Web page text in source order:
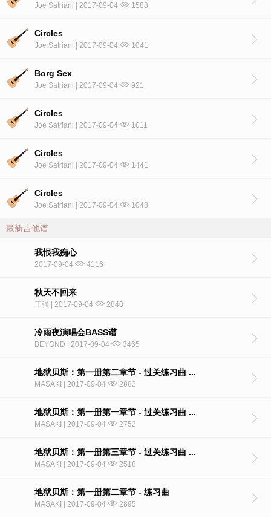
Joe Satriani | 2017-09-04 1588
Circles
Joe Satriani | 2017-09-04 1041
Borg Sex
Joe Satriani | 2017-09-04 921
Circles
Joe Satriani | 2017-09-04 1011
Circles
Joe Satriani | 2017-09-04 1441
Circles
Joe Satriani | 2017-09-04 1048
最新吉他谱
我恨我痴心
2017-09-04 4116
秋天不回来
王强 | 2017-09-04 2840
冷雨夜演唱会BASS谱
BEYOND | 2017-09-04 3465
地狱贝斯：第一册第二章节 - 过关练习曲 ...
MASAKI | 2017-09-04 2882
地狱贝斯：第一册第一章节 - 过关练习曲 ...
MASAKI | 2017-09-04 2752
地狱贝斯：第一册第三章节 - 过关练习曲 ...
MASAKI | 2017-09-04 2518
地狱贝斯：第一册第二章节 - 练习曲
MASAKI | 2017-09-04 2895